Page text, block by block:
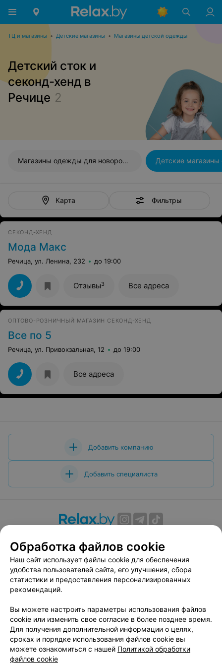
ТЦ и магазины • Детские магазины • Магазины детской одежды
Детский сток и
секонд-хенд в
Речице 2
Магазины одежды для новорожденных Детские магазины
Карта Фильтры
СЕКОНД-ХЕНД
Мода Макс
Речица, ул. Ленина, 232 до 19:00
Отзывы3 Все адреса
ОПТОВО-РОЗНИЧНЫЙ МАГАЗИН СЕКОНД-ХЕНД
Все по 5
Речица, ул. Привокзальная, 12 до 19:00
Все адреса
Добавить компанию
Добавить специалиста
Вакансии
Публичный договор
Способы оплаты
Публичный договор по использованию сервиса
«Афиша»
Пользовательское соглашение
Связаться по вопросам сотрудничества
Написать руководителю relax.by
Персональные настройки cookie
Обработка персональных данных
Обработка файлов cookie
Наш сайт использует файлы cookie для обеспечения
удобства пользователей сайта, его улучшения, сбора
статистики и предоставления персонализированных
рекомендаций.
Вы можете настроить параметры использования файлов
cookie или изменить свое согласие в более позднее время.
Для получения дополнительной информации о целях,
сроках и порядке использования файлов cookie вы
можете ознакомиться с нашей Политикой обработки
файлов cookie